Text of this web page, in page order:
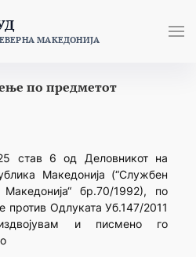
МАКЕДОНИЈА
по предметот
став 6 од Деловникот на
Македонија (“Службен
бр.70/1992), по
против Одлуката Уб.147/2011
и писмено го